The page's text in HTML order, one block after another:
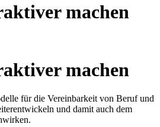
machen
machen
für die Vereinbarkeit von Beruf und
und damit auch dem